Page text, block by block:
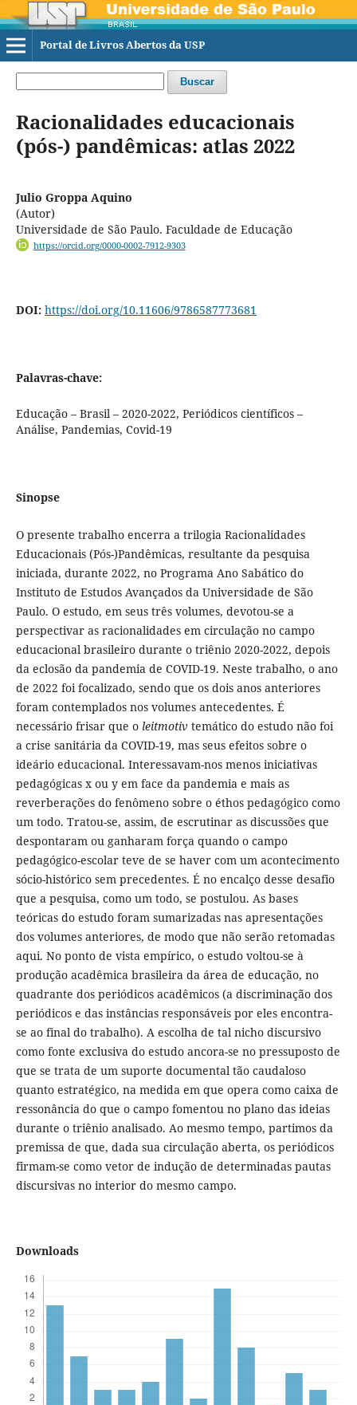
Portal de Livros Abertos da USP
Buscar
Racionalidades educacionais
(pós-) pandêmicas: atlas 2022
Julio Groppa Aquino
(Autor)
Universidade de São Paulo. Faculdade de Educação
https://orcid.org/0000-0002-7912-9303
DOI: https://doi.org/10.11606/9786587773681
Palavras-chave:
Educação – Brasil – 2020-2022, Periódicos científicos –
Análise, Pandemias, Covid-19
Sinopse
O presente trabalho encerra a trilogia Racionalidades
Educacionais (Pós-)Pandêmicas, resultante da pesquisa
iniciada, durante 2022, no Programa Ano Sabático do
Instituto de Estudos Avançados da Universidade de São
Paulo. O estudo, em seus três volumes, devotou-se a
perspectivar as racionalidades em circulação no campo
educacional brasileiro durante o triênio 2020-2022, depois
da eclosão da pandemia de COVID-19. Neste trabalho, o ano
de 2022 foi focalizado, sendo que os dois anos anteriores
foram contemplados nos volumes antecedentes. É
necessário frisar que o leitmotiv temático do estudo não foi
a crise sanitária da COVID-19, mas seus efeitos sobre o
ideário educacional. Interessavam-nos menos iniciativas
pedagógicas x ou y em face da pandemia e mais as
reverberações do fenômeno sobre o éthos pedagógico como
um todo. Tratou-se, assim, de escrutinar as discussões que
despontaram ou ganharam força quando o campo
pedagógico-escolar teve de se haver com um acontecimento
sócio-histórico sem precedentes. É no encalço desse desafio
que a pesquisa, como um todo, se postulou. As bases
teóricas do estudo foram sumarizadas nas apresentações
dos volumes anteriores, de modo que não serão retomadas
aqui. No ponto de vista empírico, o estudo voltou-se à
produção acadêmica brasileira da área de educação, no
quadrante dos periódicos acadêmicos (a discriminação dos
periódicos e das instâncias responsáveis por eles encontra-
se ao final do trabalho). A escolha de tal nicho discursivo
como fonte exclusiva do estudo ancora-se no pressuposto de
que se trata de um suporte documental tão caudaloso
quanto estratégico, na medida em que opera como caixa de
ressonância do que o campo fomentou no plano das ideias
durante o triênio analisado. Ao mesmo tempo, partimos da
premissa de que, dada sua circulação aberta, os periódicos
firmam-se como vetor de indução de determinadas pautas
discursivas no interior do mesmo campo.
Downloads